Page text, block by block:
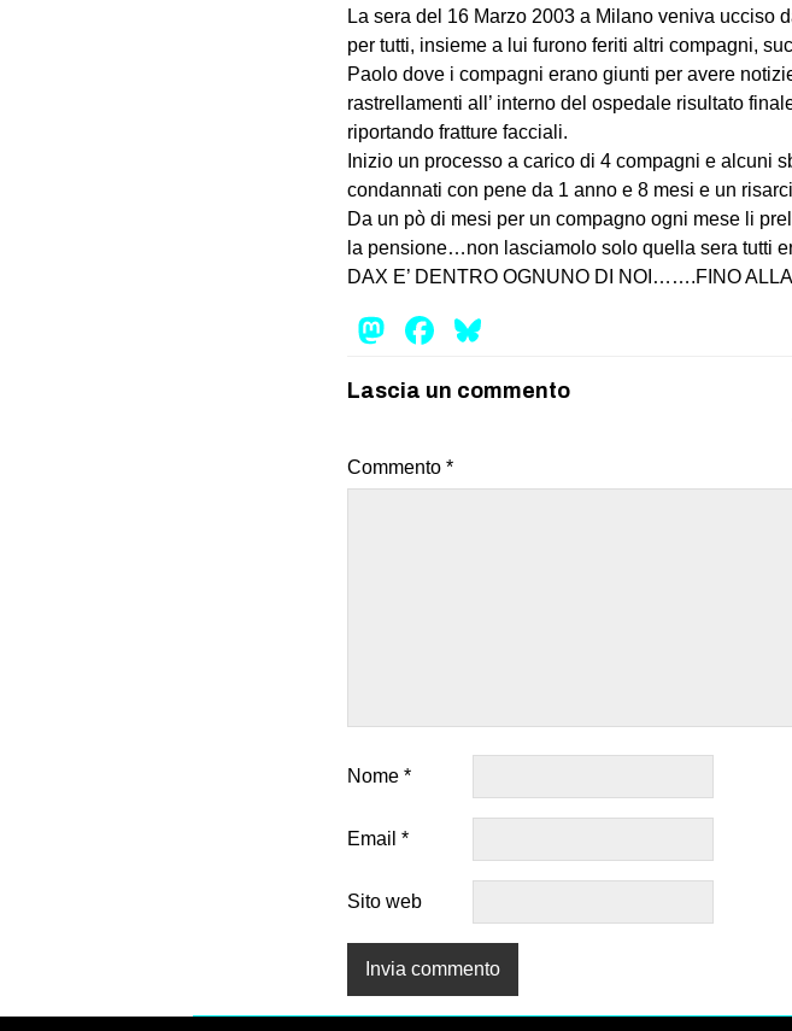
La sera del 16 Marzo 2003 a Milano veniva ucciso
per tutti, insieme a lui furono feriti altri compagni,
Paolo dove i compagni erano giunti per avere
rastrellamenti all’ interno del ospedale risultato
riportando fratture facciali.
Inizio un processo a carico di 4 compagni e alcuni
condannati con pene da 1 anno e 8 mesi e un
Da un pò di mesi per un compagno ogni mese li
la pensione…non lasciamolo solo quella sera tutti
DAX E’ DENTRO OGNUNO DI NOI…….FINO
Mastodon
Facebook
Lascia un commento
Commento *
Nome *
Email *
Sito web